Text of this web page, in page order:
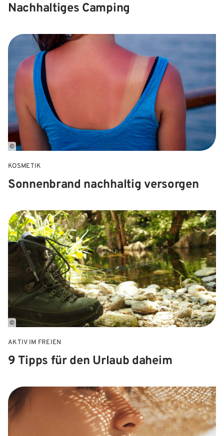
Nachhaltiges Camping
©
KOSMETIK
Sonnenbrand nachhaltig versorgen
©
AKTIV IM FREIEN
9 Tipps für den Urlaub daheim